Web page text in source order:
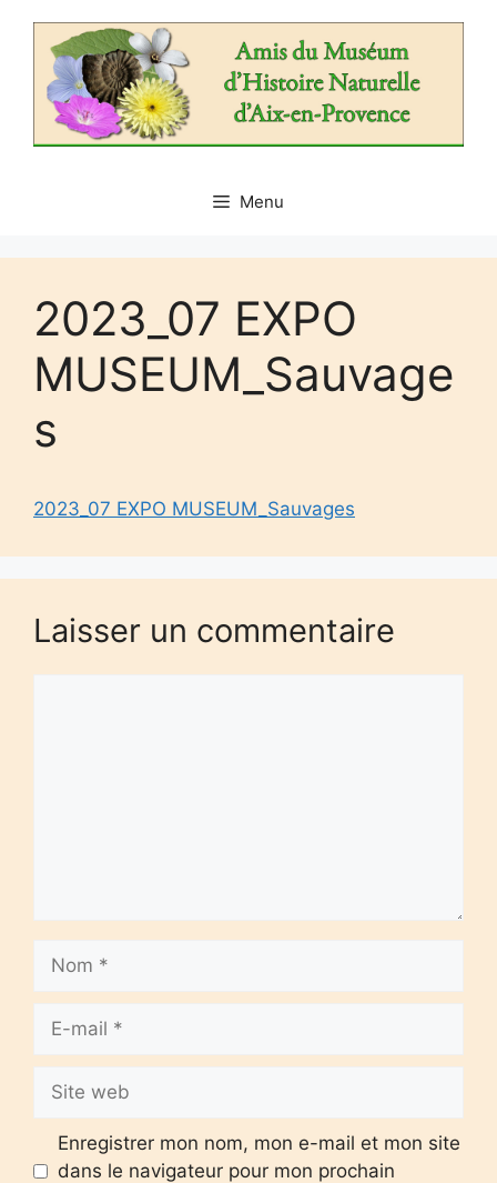
contenu
Menu
2023_07 EXPO
MUSEUM_Sauvage
s
2023_07 EXPO MUSEUM_Sauvages
Laisser un commentaire
mail
web
Enregistrer mon nom, mon e-mail et mon site
dans le navigateur pour mon prochain